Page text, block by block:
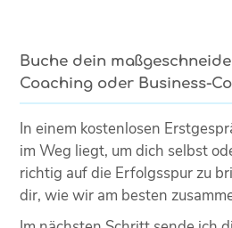
Buche dein
Coaching oder Business-
In einem kostenlosen
im Weg liegt, um dich selbst
richtig auf die Erfolgsspur zu
dir, wie wir am besten